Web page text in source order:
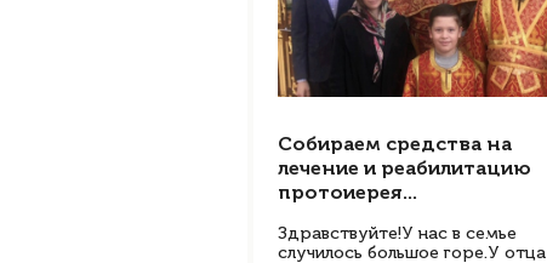
Собираем средства на
лечение и реабилитацию
протоиерея...
Здравствуйте!У нас в семье
случилось большое горе.У отца